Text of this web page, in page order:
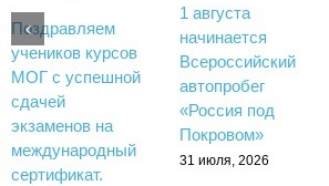
Поздравляем
учеников курсов
МОГ с успешной
сдачей
экзаменов на
международный
сертификат.
1 августа
начинается
Всероссийский
автопробег
«Россия под
Покровом»
31 июля, 2026